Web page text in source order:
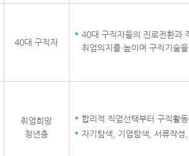
40대 구직자
40대 구직자들의 진로전환과
취업의지를 높이며 구직기술
취업희망
청년층
합리적 직업선택부터 구직활
자기탐색, 기업탐색, 서류작성